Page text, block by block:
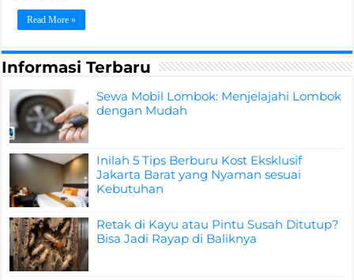
Read More »
Informasi Terbaru
Sewa Mobil Lombok: Menjelajahi Lombok
dengan Mudah
Inilah 5 Tips Berburu Kost Eksklusif
Jakarta Barat yang Nyaman sesuai
Kebutuhan
Retak di Kayu atau Pintu Susah Ditutup?
Bisa Jadi Rayap di Baliknya